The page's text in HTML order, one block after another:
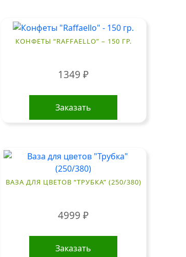
КОНФЕТЫ “RAFFAELLO” – 150 ГР.
1349₽
Заказать
ВАЗА ДЛЯ ЦВЕТОВ “ТРУБКА” (250/380)
4999₽
Заказать